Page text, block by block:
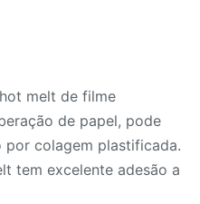
melt de filme
de papel, pode
por colagem plastificada.
tem excelente adesão a